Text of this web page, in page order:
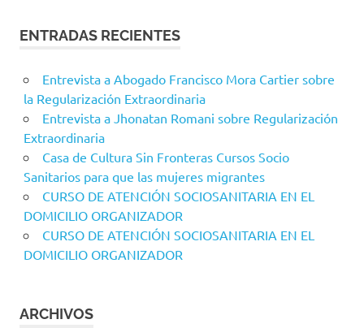
ENTRADAS RECIENTES
Entrevista a Abogado Francisco Mora Cartier sobre
la Regularización Extraordinaria
Entrevista a Jhonatan Romani sobre Regularización
Extraordinaria
Casa de Cultura Sin Fronteras Cursos Socio
Sanitarios para que las mujeres migrantes
CURSO DE ATENCIÓN SOCIOSANITARIA EN EL
DOMICILIO ORGANIZADOR
CURSO DE ATENCIÓN SOCIOSANITARIA EN EL
DOMICILIO ORGANIZADOR
ARCHIVOS